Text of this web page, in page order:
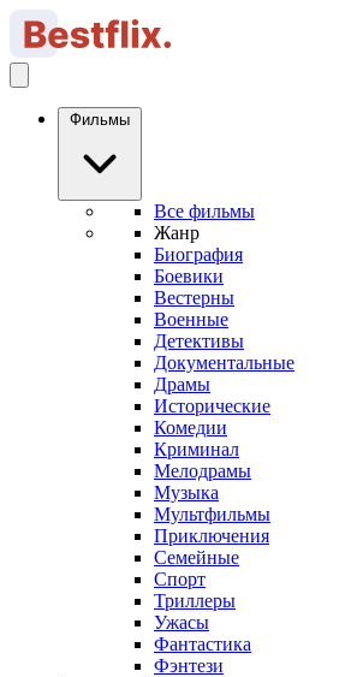
Фильмы
Все фильмы
Жанр
Биография
Боевики
Вестерны
Военные
Детективы
Документальные
Драмы
Исторические
Комедии
Криминал
Мелодрамы
Музыка
Мультфильмы
Приключения
Семейные
Спорт
Триллеры
Ужасы
Фантастика
Фэнтези